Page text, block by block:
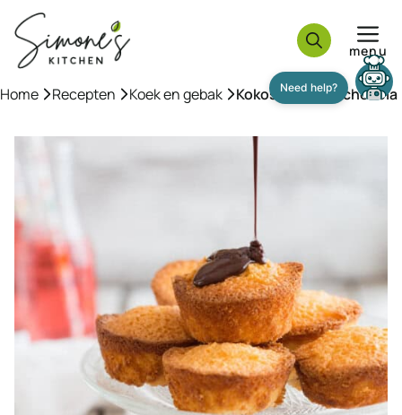
naar
inhoud
menu
Home »Recepten »Koek en gebak »Kokoscake met chocola
Need help?